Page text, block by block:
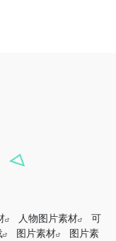
人物图片素材
可
图片素材
图片素